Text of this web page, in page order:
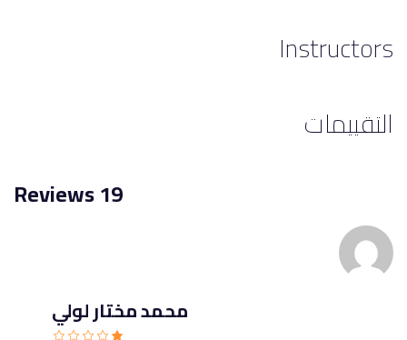
Instructors
التقييمات
19 Reviews
محمد مختار لولي